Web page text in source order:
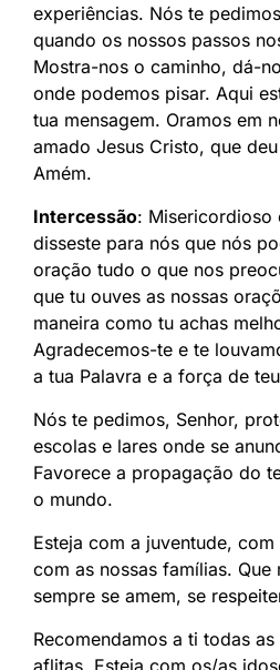
experiências. Nós te
quando os nossos passos
Mostra-nos o caminho, dá-
onde podemos pisar. Aqui
tua mensagem. Oramos em
amado Jesus Cristo, que
Amém.
Intercessão: Misericordioso
disseste para nós que nós
oração tudo o que nos
que tu ouves as nossas
maneira como tu achas
Agradecemos-te e te
a tua Palavra e a força de
Nós te pedimos, Senhor,
escolas e lares onde se
Favorece a propagação do
o mundo.
Esteja com a juventude,
com as nossas famílias. Que
sempre se amem, se
Recomendamos a ti todas
aflitas. Esteja com os/as